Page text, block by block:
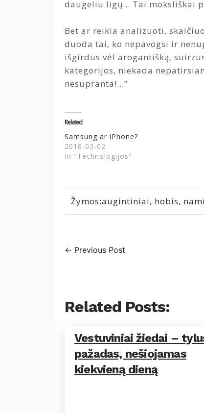
daugeliu ligų… Tai moksliškai
Bet ar reikia analizuoti,
duoda tai, ko nepavogsi ir
išgirdus vėl arogantišką,
kategorijos, niekada
nesupranta!…”
Related
Samsung ar iPhone?
2016-03-02
In "Technologijos"
Žymos:augintiniai, hobis,
← Previous Post
Related Posts:
Vestuviniai žiedai –
pažadas, nešiojamas
kiekvieną dieną